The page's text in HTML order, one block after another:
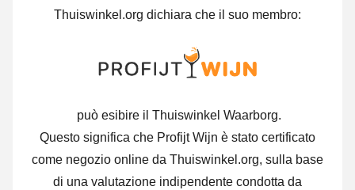
Thuiswinkel.org dichiara che il suo membro:
può esibire il Thuiswinkel Waarborg.
Questo significa che Profijt Wijn è stato certificato
come negozio online da Thuiswinkel.org, sulla base
di una valutazione indipendente condotta da